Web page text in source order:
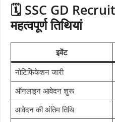
🗓️ SSC GD
महत्वपूर्ण तिथियां
इवेंट
नोटिफिकेशन जारी
ऑनलाइन आवेदन शुरू
आवेदन की अंतिम तिथि